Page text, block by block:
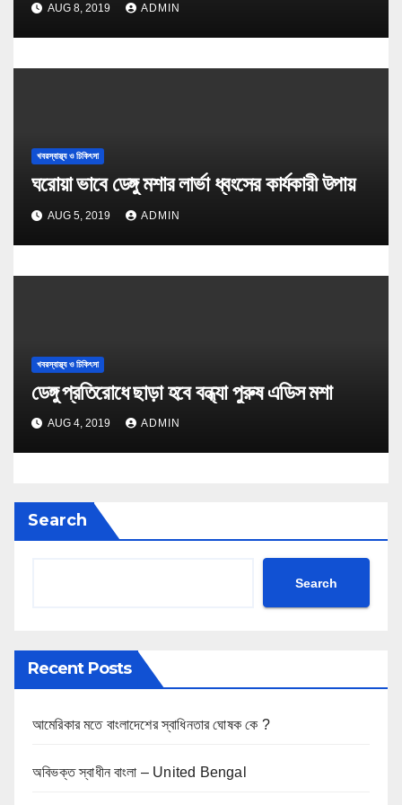
AUG 8, 2019 ADMIN
খবরস্বাস্থ্য ও চিকিৎসা
ঘরোয়া ভাবে ডেঙ্গু মশার লার্ভা ধ্বংসের কার্যকারী উপায়
AUG 5, 2019 ADMIN
খবরস্বাস্থ্য ও চিকিৎসা
ডেঙ্গু প্রতিরোধে ছাড়া হবে বন্ধ্যা পুরুষ এডিস মশা
AUG 4, 2019 ADMIN
Search
Search
Recent Posts
আমেরিকার মতে বাংলাদেশের স্বাধিনতার ঘোষক কে ?
অবিভক্ত স্বাধীন বাংলা – United Bengal